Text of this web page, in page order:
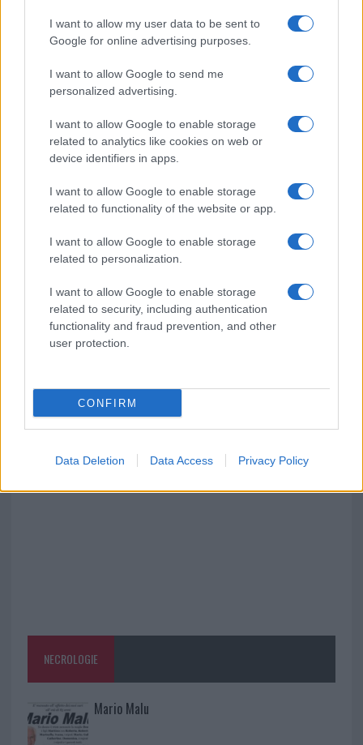
I want to allow my user data to be sent to
Google for online advertising purposes.
I want to allow Google to send me
personalized advertising.
I want to allow Google to enable storage
related to analytics like cookies on web or
device identifiers in apps.
I want to allow Google to enable storage
related to functionality of the website or app.
I want to allow Google to enable storage
related to personalization.
I want to allow Google to enable storage
related to security, including authentication
functionality and fraud prevention, and other
user protection.
CONFIRM
Data Deletion Data Access Privacy Policy
Incendi, a San Pasquale arriva il Campo Base:
l’inaugurazione
Andrea Mura conquista Palau: grande
Calangianus, allarme sul centro accoglienza
50mila nel resort
Meteo Olbia 7 agosto, sole e caldo tornano
protagonisti
Aggius conquista la classifica delle mete più
amate dell’estate 2026
NECROLOGIE
Mario Malu